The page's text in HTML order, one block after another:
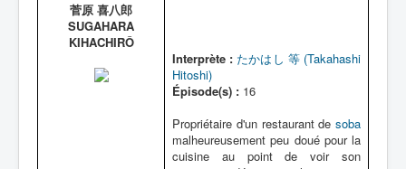
菅原 喜八郎
SUGAHARA
KIHACHIRÔ
Interprète : たかはし 等 (Takahashi
Hitoshi)
Épisode(s) : 16
Propriétaire d'un restaurant de soba
malheureusement peu doué pour la
cuisine au point de voir son